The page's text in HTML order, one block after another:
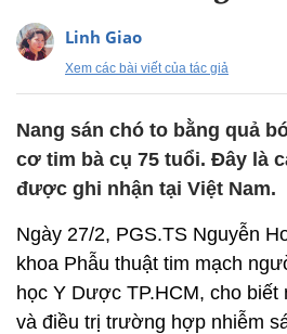
Linh Giao
Xem các bài viết của tác giả
Nang sán chó to bằng quả
cơ tim bà cụ 75 tuổi. Đây là
được ghi nhận tại Việt Nam.
Ngày 27/2, PGS.TS Nguyễn
khoa Phẫu thuật tim mạch
học Y Dược TP.HCM, cho biết
và điều trị trường hợp nhiễm